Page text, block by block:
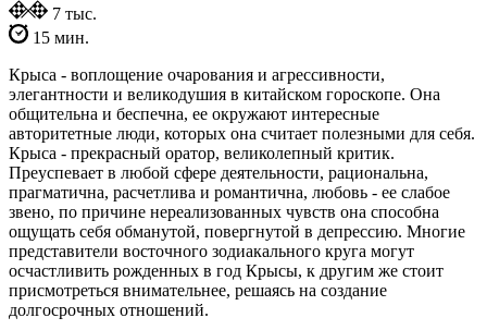
7 тыс.
15 мин.
Крыса - воплощение очарования и агрессивности,
элегантности и великодушия в китайском гороскопе. Она
общительна и беспечна, ее окружают интересные
авторитетные люди, которых она считает полезными для себя.
Крыса - прекрасный оратор, великолепный критик.
Преуспевает в любой сфере деятельности, рациональна,
прагматична, расчетлива и романтична, любовь - ее слабое
звено, по причине нереализованных чувств она способна
ощущать себя обманутой, повергнутой в депрессию. Многие
представители восточного зодиакального круга могут
осчастливить рожденных в год Крысы, к другим же стоит
присмотреться внимательнее, решаясь на создание
долгосрочных отношений.